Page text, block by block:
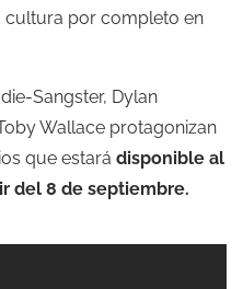
cultura por completo en
Sangster, Dylan
Wallace protagonizan
que estará disponible al
del 8 de septiembre.